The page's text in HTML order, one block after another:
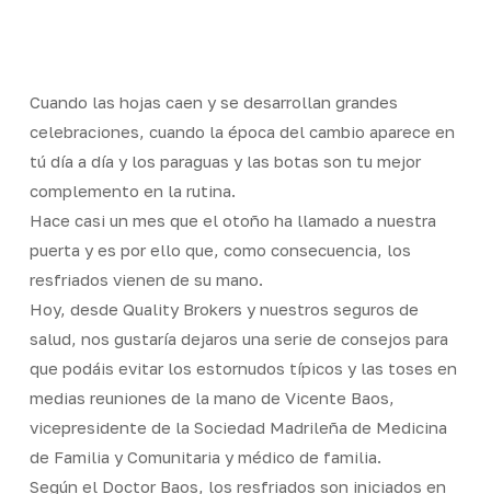
contentCuando las hojas caen y se desarrollan grandes
celebraciones, cuando la época del cambio aparece en
tú día a día y los paraguas y las botas son tu mejor
complemento en la rutina.
Hace casi un mes que el otoño ha llamado a nuestra
puerta y es por ello que, como consecuencia, los
resfriados vienen de su mano.
Hoy, desde Quality Brokers y nuestros seguros de
salud, nos gustaría dejaros una serie de consejos para
que podáis evitar los estornudos típicos y las toses en
medias reuniones de la mano de Vicente Baos,
vicepresidente de la Sociedad Madrileña de Medicina
de Familia y Comunitaria y médico de familia.
Según el Doctor Baos, los resfriados son iniciados en